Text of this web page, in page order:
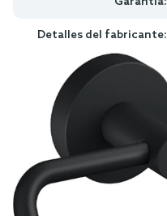
Detalles del fabricante: